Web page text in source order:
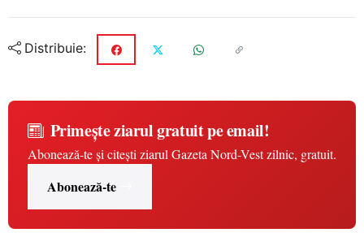
Distribuie:
Primește ziarul gratuit pe email!
Abonează-te și citești ziarul Gazeta Nord-Vest zilnic, gratuit.
Abonează-te